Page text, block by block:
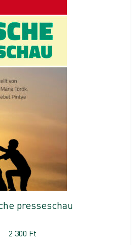
presseschau
2 300 Ft